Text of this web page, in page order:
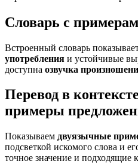
Словарь с
Встроенный словарь
употребления и устойчивые
доступна озвучка
Перевод в
примеры
Показываем двуязычные
подсветкой искомого слова и
точное значение и подходящие